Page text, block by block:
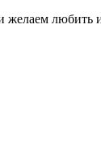
желаем любить